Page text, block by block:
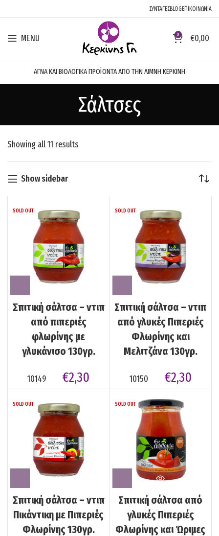
ΣΥΝΤΑΓΕΣBLOGΕΠΙΚΟΙΝΩΝΙΑ
MENU 0 €0,00
ΑΓΝΑ ΚΑΙ ΒΙΟΛΟΓΙΚΑ ΠΡΟΪΟΝΤΑ ΑΠΟ ΤΗΝ ΛΙΜΝΗ ΚΕΡΚΙΝΗ
Σάλτσες
Showing all 11 results
Show sidebar
SOLD OUT
Σπιτική σάλτσα – ντιπ
από πιπεριές
φλωρίνης με
γλυκάνισο 130γρ.
10149 €2,30
SOLD OUT
Σπιτική σάλτσα – ντιπ
από γλυκές Πιπεριές
Φλωρίνης και
Μελιτζάνα 130γρ.
10150 €2,30
SOLD OUT
Σπιτική σάλτσα – ντιπ
Πικάντικη με Πιπεριές
Φλωρίνης 130γρ.
SOLD OUT
Σπιτική σάλτσα από
γλυκές Πιπεριές
Φλωρίνης και Ώριμες